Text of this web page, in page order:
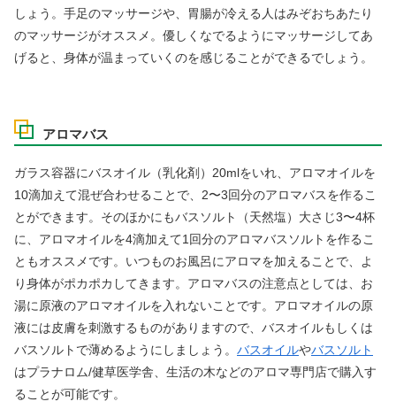
しょう。手足のマッサージや、胃腸が冷える人はみぞおちあたり
のマッサージがオススメ。優しくなでるようにマッサージしてあ
げると、身体が温まっていくのを感じることができるでしょう。
アロマバス
ガラス容器にバスオイル（乳化剤）20mlをいれ、アロマオイルを
10滴加えて混ぜ合わせることで、2〜3回分のアロマバスを作るこ
とができます。そのほかにもバスソルト（天然塩）大さじ3〜4杯
に、アロマオイルを4滴加えて1回分のアロマバスソルトを作るこ
ともオススメです。いつものお風呂にアロマを加えることで、よ
り身体がポカポカしてきます。アロマバスの注意点としては、お
湯に原液のアロマオイルを入れないことです。アロマオイルの原
液には皮膚を刺激するものがありますので、バスオイルもしくは
バスソルトで薄めるようにしましょう。 バスオイルやバスソルト
はプラナロム/健草医学舎、生活の木などのアロマ専門店で購入す
ることが可能です。